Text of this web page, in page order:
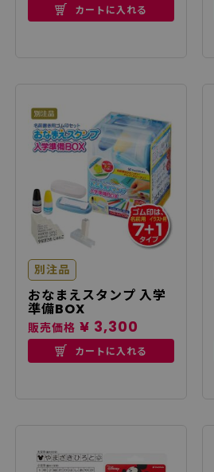
カートに入れる
別注品
おなまえスタンプ 入学
準備BOX
販売価格 ¥ 3,300
カートに入れる